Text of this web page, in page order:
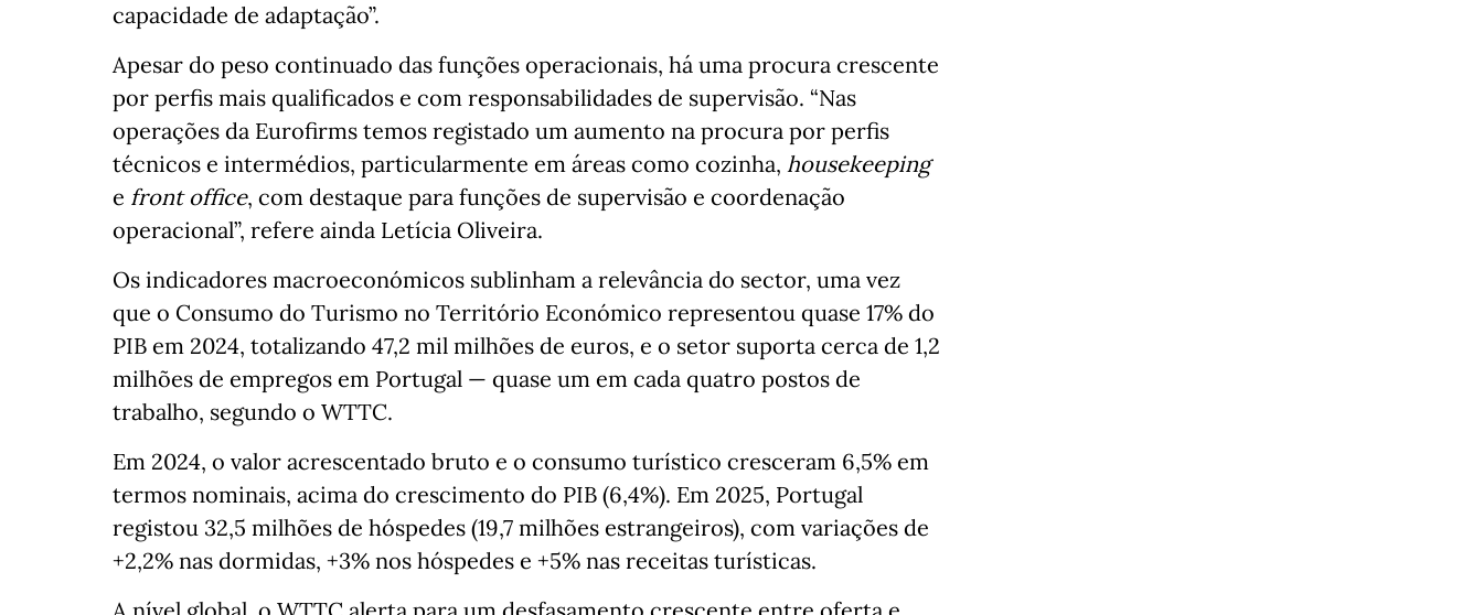
capacidade de adaptação”.
Apesar do peso continuado das funções operacionais, há uma procura crescente
por perfis mais qualificados e com responsabilidades de supervisão. “Nas
operações da Eurofirms temos registado um aumento na procura por perfis
técnicos e intermédios, particularmente em áreas como cozinha, housekeeping
e front office, com destaque para funções de supervisão e coordenação
operacional”, refere ainda Letícia Oliveira.
Os indicadores macroeconómicos sublinham a relevância do sector, uma vez
que o Consumo do Turismo no Território Económico representou quase 17% do
PIB em 2024, totalizando 47,2 mil milhões de euros, e o setor suporta cerca de 1,2
milhões de empregos em Portugal — quase um em cada quatro postos de
trabalho, segundo o WTTC.
Em 2024, o valor acrescentado bruto e o consumo turístico cresceram 6,5% em
termos nominais, acima do crescimento do PIB (6,4%). Em 2025, Portugal
registou 32,5 milhões de hóspedes (19,7 milhões estrangeiros), com variações de
+2,2% nas dormidas, +3% nos hóspedes e +5% nas receitas turísticas.